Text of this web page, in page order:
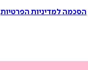
הסכמה למדיניות הפרטיות